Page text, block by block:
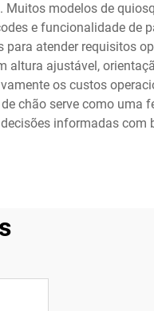
modelos de
e funcionalidade de
atender requisitos
altura ajustável,
os custos
chão serve como uma
informadas com